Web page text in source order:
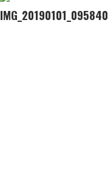
IMG_20190101_095840